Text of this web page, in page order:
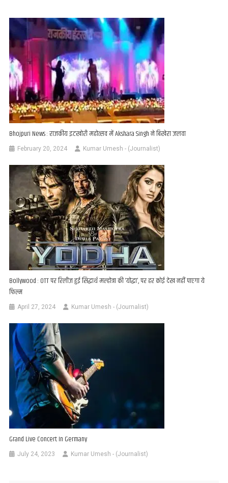
Bhojpuri News : राजकीय इटखोरी महोत्सव में Akshara Singh ने बिखेरा जलवा
February 20, 2024 Kumar Umesh - (Journalist)
Bollywood : OTT पर रिलीज हुई सिद्धार्थ मल्‍होत्रा की ‘योद्धा’, पर हर कोई देख नहीं पाएगा ये
फिल्म
April 27, 2024 Kumar Umesh - (Journalist)
Grand Live Concert In Germany
July 24, 2023 Kumar Umesh - (Journalist)